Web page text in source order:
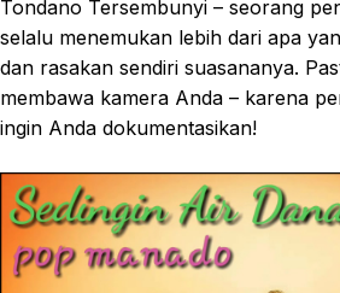
Tondano Tersembunyi – seorang
selalu menemukan lebih dari apa
dan rasakan sendiri suasananya.
membawa kamera Anda – karena
ingin Anda dokumentasikan!